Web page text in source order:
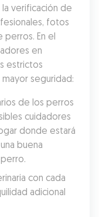
verificación de
fotos
En el
en
estrictos
mayor seguridad:
de los perros
cuidadores
donde estará
buena
con cada
adicional